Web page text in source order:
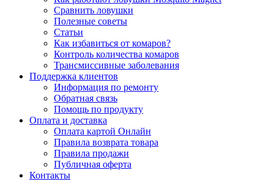
Сравнить ловушки
Полезные советы
Статьи
Как избавиться от комаров?
Контроль количества комаров
Трансмиссивные заболевания
Поддержка клиентов
Информация по ремонту
Обратная связь
Помощь по продукту
Оплата и доставка
Оплата картой Онлайн
Правила возврата товара
Правила продажи
Публичная оферта
Контакты